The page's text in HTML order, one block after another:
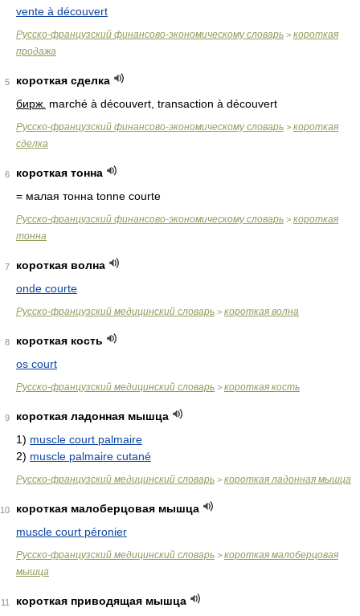
vente à découvert
Русско-французский финансово-экономическому словарь > короткая
продажа
5
короткая сделка
бирж. marché à découvert, transaction à découvert
Русско-французский финансово-экономическому словарь > короткая
сделка
6
короткая тонна
= малая тонна tonne courte
Русско-французский финансово-экономическому словарь > короткая
тонна
7
короткая волна
onde courte
Русско-французский медицинский словарь > короткая волна
8
короткая кость
os court
Русско-французский медицинский словарь > короткая кость
9
короткая ладонная мышца
1) muscle court palmaire
2) muscle palmaire cutané
Русско-французский медицинский словарь > короткая ладонная мышца
10
короткая малоберцовая мышца
muscle court péronier
Русско-французский медицинский словарь > короткая малоберцовая
мышца
11 короткая приводящая мышца